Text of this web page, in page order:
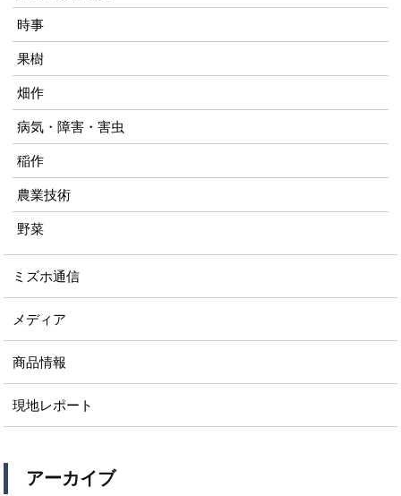
時事
果樹
畑作
病気・障害・害虫
稲作
農業技術
野菜
ミズホ通信
メディア
商品情報
現地レポート
アーカイブ